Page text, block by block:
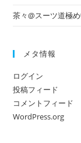
茶々@スーツ道極
メタ情報
ログイン
投稿フィード
コメントフィード
WordPress.org